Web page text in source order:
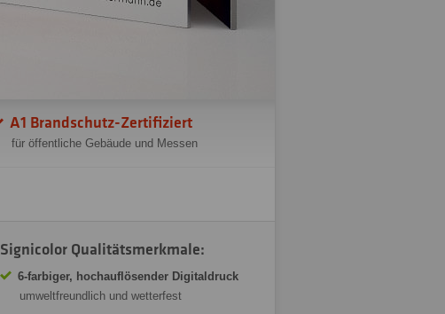
A1 Brandschutz-Zertifiziert
für öffentliche Gebäude und Messen
Signicolor Qualitätsmerkmale:
6-farbiger, hochauflösender Digitaldruck
umweltfreundlich und wetterfest